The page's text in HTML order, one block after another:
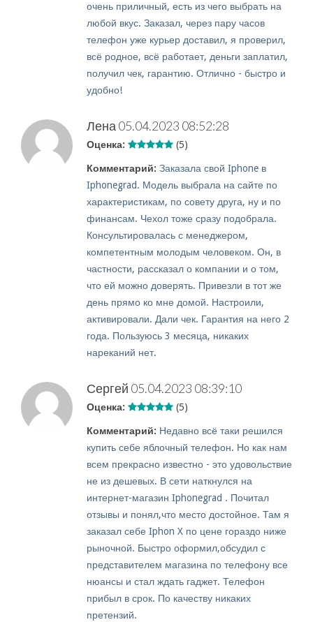
очень приличный, есть из чего выбрать на
любой вкус. Заказал, через пару часов
телефон уже курьер доставил, я проверил,
всё родное, всё работает, деньги заплатил,
получил чек, гарантию. Отлично - быстро и
удобно!
Лена 05.04.2023 08:52:28
Оценка: (5)
Комментарий: Заказала свой Iphone в
Iphonegrad. Модель выбрала на сайте по
характеристикам, по совету друга, ну и по
финансам. Чехол тоже сразу подобрала.
Консультировалась с менеджером,
компетентным молодым человеком. Он, в
частности, рассказал о компании и о том,
что ей можно доверять. Привезли в тот же
день прямо ко мне домой. Настроили,
активировали. Дали чек. Гарантия на него 2
года. Пользуюсь 3 месяца, никаких
нареканий нет.
Сергей 05.04.2023 08:39:10
Оценка: (5)
Комментарий: Недавно всё таки решился
купить себе яблочный телефон. Но как нам
всем прекрасно известно - это удовольствие
не из дешевых. В сети наткнулся на
интернет-магазин Iphonegrad . Почитал
отзывы и понял,что место достойное. Там я
заказал себе Iphon X по цене гораздо ниже
рыночной. Быстро оформил,обсудил с
представителем магазина по телефону все
нюансы и стал ждать гаджет. Телефон
прибыл в срок. По качеству никаких
претензий.